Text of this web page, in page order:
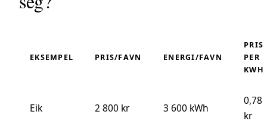
EKSEMPEL PRIS/FAVN ENERGI/FAVN
PRIS
PER
KWH
Eik 2 800 kr 3 600 kWh
0,78
kr